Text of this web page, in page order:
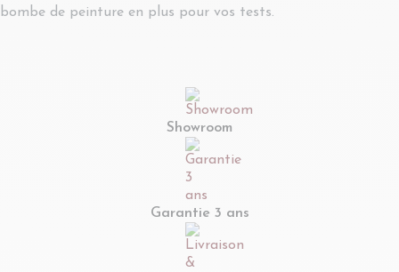
bombe de peinture en plus pour vos tests.
Showroom
Garantie 3 ans